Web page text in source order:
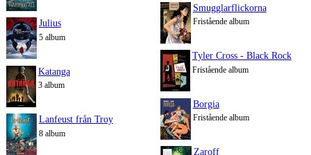
Julius
5 album
Katanga
3 album
Lanfeust från Troy
8 album
Smugglarflickorna
Fristående album
Tyler Cross - Black Rock
Fristående album
Borgia
Fristående album
Zaroff